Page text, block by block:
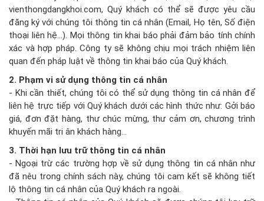
vienthongdangkhoi.com, Quý khách có thể sẽ được yêu cầu
đăng ký với chúng tôi thông tin cá nhân (Email, Họ tên, Số điện
thoại liên hệ…). Mọi thông tin khai báo phải đảm bảo tính chính
xác và hợp pháp. Công ty sẽ không chịu mọi trách nhiệm liên
quan đến pháp luật về thông tin khai báo của Quý khách.
2. Phạm vi sử dụng thông tin cá nhân
- Khi cần thiết, chúng tôi có thể sử dụng thông tin cá nhân để
liên hệ trực tiếp với Quý khách dưới các hình thức như: Gởi báo
giá, đơn đặt hàng, thư chúc mừng, thư cảm ơn, chương trình
khuyến mãi tri ân khách hàng…
3. Thời hạn lưu trữ thông tin cá nhân
- Ngoại trừ các trường hợp về sử dụng thông tin cá nhân như
đã nêu trong chính sách này, chúng tôi cam kết sẽ không tiết
lộ thông tin cá nhân của Quý khách ra ngoài.